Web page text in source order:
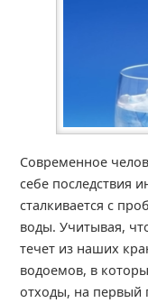
Современное
себе последствия
сталкивается с
воды. Учитывая,
течет из наших
водоемов, в
отходы, на первый